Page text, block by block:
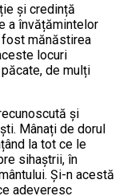
și credință
a învățămintelor
fost mănăstirea
locuri
de mulți
și
Mânați de dorul
la tot ce le
sihaștrii, în
Și-n acestă
adeveresc